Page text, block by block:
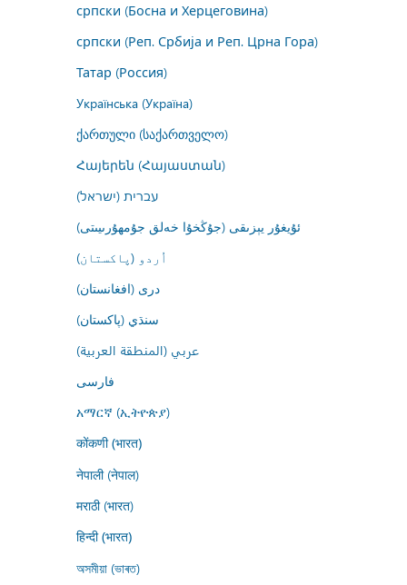
српски (Босна и Херцеговина)
српски (Реп. Србија и Реп. Црна Гора)
Татар (Россия)
Українська (Україна)
ქართული (საქართველო)
Հայերեն (Հայաստան)
עברית (ישראל)
ئۇيغۇر يېزىقى (جۇڭخۇا خەلق جۇمھۇرىيىتى)
اُردو (پاکستان)
درى (افغانستان)
سنڌي (پاکستان)
عربي (المنطقة العربية)
فارسى
አማርኛ (ኢትዮጵያ)
कोंकणी (भारत)
नेपाली (नेपाल)
मराठी (भारत)
हिन्दी (भारत)
অসমীয়া (ভাৰত)